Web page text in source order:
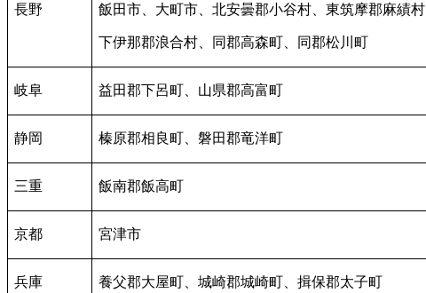
長野 飯田市、大町市、北安曇郡小谷村、東筑摩郡麻績
下伊那郡浪合村、同郡高森町、同郡松川町
岐阜 益田郡下呂町、山県郡高富町
静岡 榛原郡相良町、磐田郡竜洋町
三重 飯南郡飯高町
京都 宮津市
兵庫 養父郡大屋町、城崎郡城崎町、揖保郡太子町